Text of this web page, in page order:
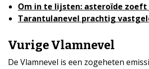
Om in te lijsten: asteroïde zoeft
Tarantulanevel prachtig
Vurige Vlamnevel
De Vlamnevel is een zogeheten